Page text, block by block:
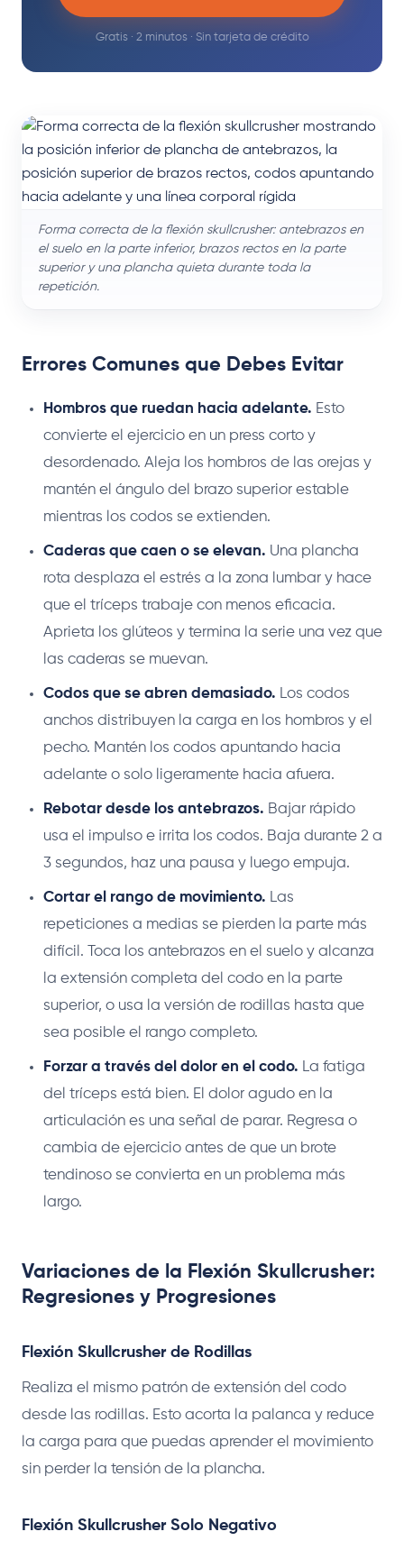
Gratis · 2 minutos · Sin tarjeta de crédito
Forma correcta de la flexión skullcrusher: antebrazos en
el suelo en la parte inferior, brazos rectos en la parte
superior y una plancha quieta durante toda la
repetición.
Errores Comunes que Debes Evitar
Hombros que ruedan hacia adelante. Esto
convierte el ejercicio en un press corto y
desordenado. Aleja los hombros de las orejas y
mantén el ángulo del brazo superior estable
mientras los codos se extienden.
Caderas que caen o se elevan. Una plancha
rota desplaza el estrés a la zona lumbar y hace
que el tríceps trabaje con menos eficacia.
Aprieta los glúteos y termina la serie una vez que
las caderas se muevan.
Codos que se abren demasiado. Los codos
anchos distribuyen la carga en los hombros y el
pecho. Mantén los codos apuntando hacia
adelante o solo ligeramente hacia afuera.
Rebotar desde los antebrazos. Bajar rápido
usa el impulso e irrita los codos. Baja durante 2 a
3 segundos, haz una pausa y luego empuja.
Cortar el rango de movimiento. Las
repeticiones a medias se pierden la parte más
difícil. Toca los antebrazos en el suelo y alcanza
la extensión completa del codo en la parte
superior, o usa la versión de rodillas hasta que
sea posible el rango completo.
Forzar a través del dolor en el codo. La fatiga
del tríceps está bien. El dolor agudo en la
articulación es una señal de parar. Regresa o
cambia de ejercicio antes de que un brote
tendinoso se convierta en un problema más
largo.
Variaciones de la Flexión Skullcrusher:
Regresiones y Progresiones
Flexión Skullcrusher de Rodillas
Realiza el mismo patrón de extensión del codo
desde las rodillas. Esto acorta la palanca y reduce
la carga para que puedas aprender el movimiento
sin perder la tensión de la plancha.
Flexión Skullcrusher Solo Negativo